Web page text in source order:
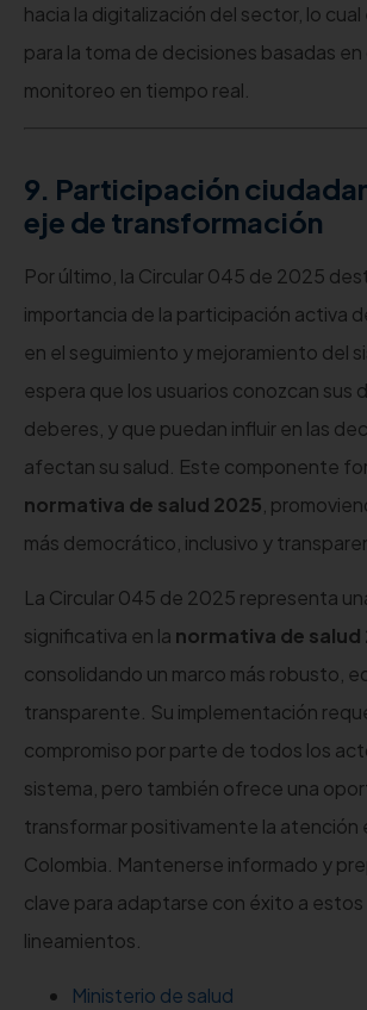
hacia la digitalización del sector, lo
para la toma de decisiones basadas
monitoreo en tiempo real.
9. Participación
eje de transformación
Por último, la Circular 045 de 2025
importancia de la participación activa
en el seguimiento y mejoramiento del
espera que los usuarios conozcan sus
deberes, y que puedan influir en las
afectan su salud. Este componente
normativa de salud 2025 ,
más democrático, inclusivo y
La Circular 045 de 2025 representa
significativa en la normativa de salud
consolidando un marco más robusto,
transparente. Su implementación
compromiso por parte de todos los
sistema, pero también ofrece una
transformar positivamente la atención
Colombia. Mantenerse informado y
clave para adaptarse con éxito a estos
lineamientos.
Ministerio de salud